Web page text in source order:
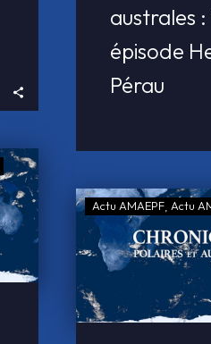
australes :
épisode
Pérau
Actu AMAEPF Actu